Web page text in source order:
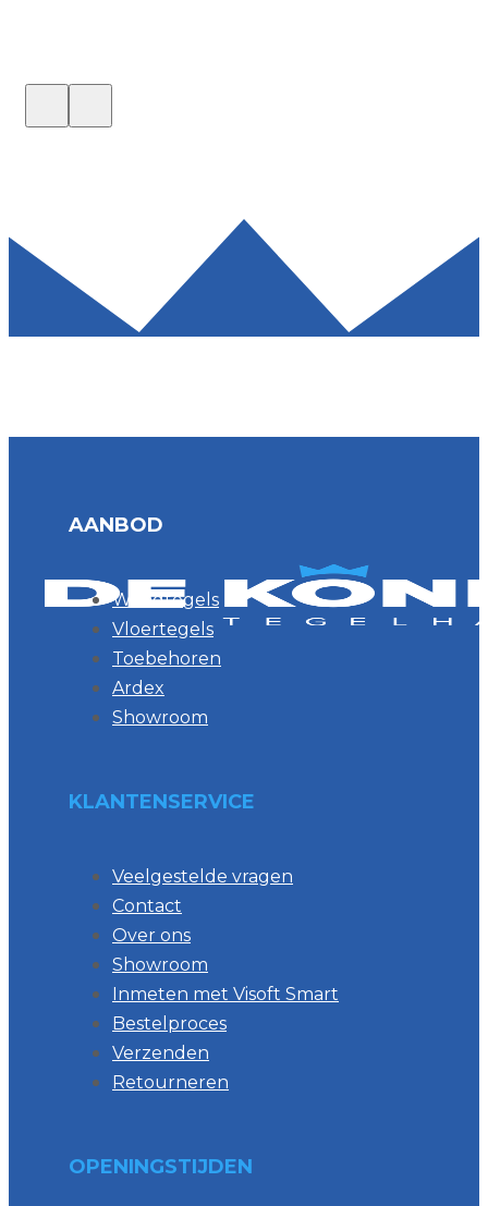
AANBOD
Wandtegels
Vloertegels
Toebehoren
Ardex
Showroom
KLANTENSERVICE
Veelgestelde vragen
Contact
Over ons
Showroom
Inmeten met Visoft Smart
Bestelproces
Verzenden
Retourneren
OPENINGSTIJDEN